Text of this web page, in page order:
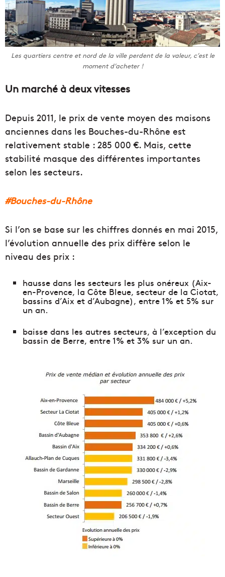
Les quartiers centre et nord de la ville perdent de la valeur, c’est le
moment d’acheter !
Un marché à deux vitesses
Depuis 2011, le prix de vente moyen des maisons
anciennes dans les Bouches-du-Rhône est
relativement stable : 285 000 €. Mais, cette
stabilité masque des différentes importantes
selon les secteurs.
#Bouches-du-Rhône
Si l’on se base sur les chiffres donnés en mai 2015,
l’évolution annuelle des prix diffère selon le
niveau des prix :
hausse dans les secteurs les plus onéreux (Aix-
en-Provence, la Côte Bleue, secteur de la Ciotat,
bassins d’Aix et d’Aubagne), entre 1% et 5% sur
un an.
baisse dans les autres secteurs, à l’exception du
bassin de Berre, entre 1% et 3% sur un an.